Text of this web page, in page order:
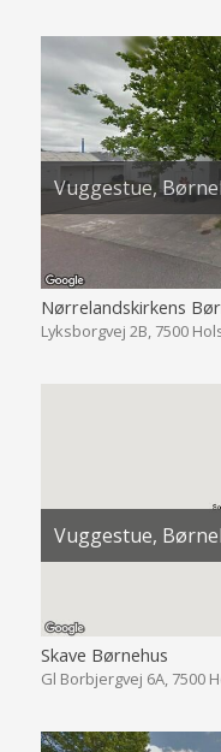
Vuggestue,
Nørrelandskirkens
Lyksborgvej 2B, 7500
Vuggestue,
Skave Børnehus
Gl Borbjergvej 6A, 7500